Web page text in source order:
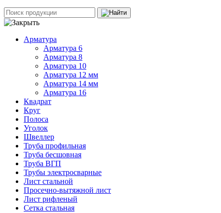
Арматура
Арматура 6
Арматура 8
Арматура 10
Арматура 12 мм
Арматура 14 мм
Арматура 16
Квадрат
Круг
Полоса
Уголок
Швеллер
Труба профильная
Труба бесшовная
Труба ВГП
Трубы электросварные
Лист стальной
Просечно-вытяжной лист
Лист рифленый
Сетка стальная